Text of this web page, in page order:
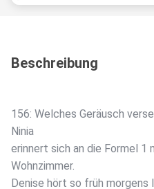
Beschreibung
156: Welches Geräusch
Ninia
erinnert sich an die Formel 1
Wohnzimmer.
Denise hört so früh